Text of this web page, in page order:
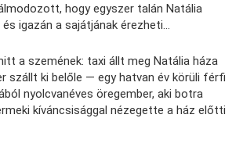
hogy egyszer talán Natália
igazán a sajátjának érezheti…
a szemének: taxi állt meg Natália háza
szállt ki belőle — egy hatvan év körüli férfi
nyolcvanéves öregember, aki botra
kíváncsisággal nézegette a ház előtti